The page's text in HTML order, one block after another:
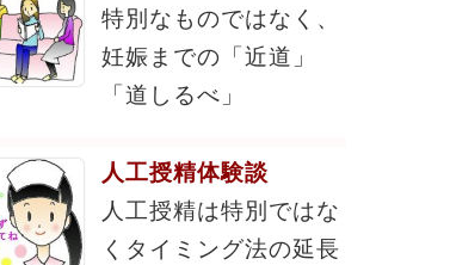
特別なものではなく、
妊娠までの「近道」
「道しるべ」
人工授精体験談
人工授精は特別ではな
くタイミング法の延長